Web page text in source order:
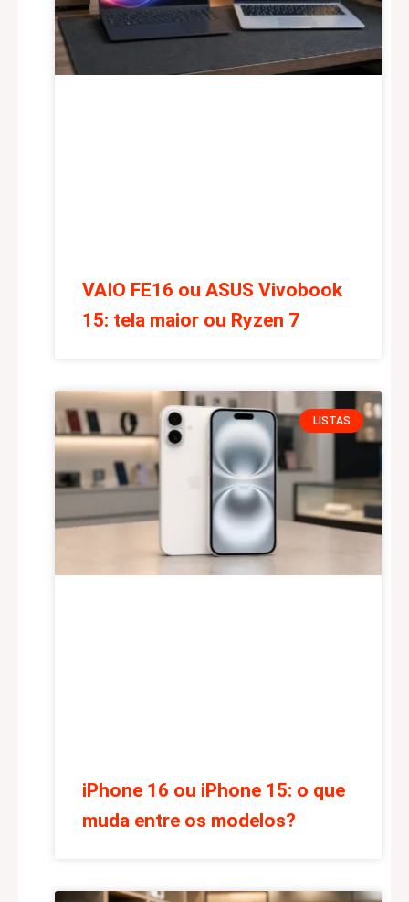
VAIO FE16 ou ASUS Vivobook
15: tela maior ou Ryzen 7
LISTAS
iPhone 16 ou iPhone 15: o que
muda entre os modelos?